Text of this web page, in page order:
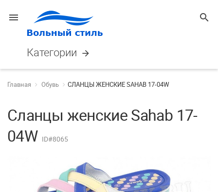
menu search
Категории arrow_forward
Главная Обувь СЛАНЦЫ ЖЕНСКИЕ SAHAB 17-04W
Сланцы женские Sahab 17-
04W ID#8065